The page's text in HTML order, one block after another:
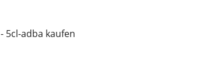
- 5cl-adba kaufen